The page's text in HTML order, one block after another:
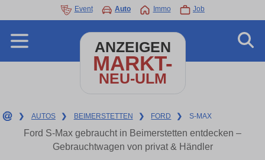
Event Auto Immo Job
ANZEIGEN
MARKT-
NEU-ULM
❯ AUTOS ❯ BEIMERSTETTEN ❯ FORD ❯ S-MAX
Ford S-Max gebraucht in Beimerstetten entdecken –
Gebrauchtwagen von privat & Händler